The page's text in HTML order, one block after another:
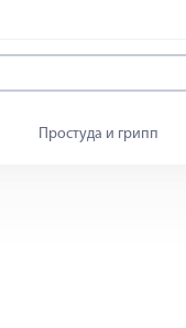
Простуда и грипп